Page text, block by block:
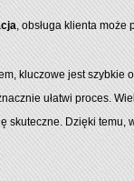
, obsługa klienta
kluczowe jest
ułatwi proces.
skuteczne. Dzięki